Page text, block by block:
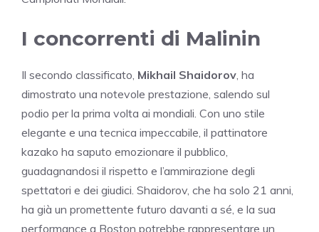
I concorrenti di Malinin
Il secondo classificato, Mikhail Shaidorov , ha
dimostrato una notevole prestazione, salendo sul
podio per la prima volta ai mondiali. Con uno stile
elegante e una tecnica impeccabile, il pattinatore
kazako ha saputo emozionare il pubblico,
guadagnandosi il rispetto e l’ammirazione degli
spettatori e dei giudici. Shaidorov, che ha solo 21 anni,
ha già un promettente futuro davanti a sé, e la sua
performance a Boston potrebbe rappresentare un